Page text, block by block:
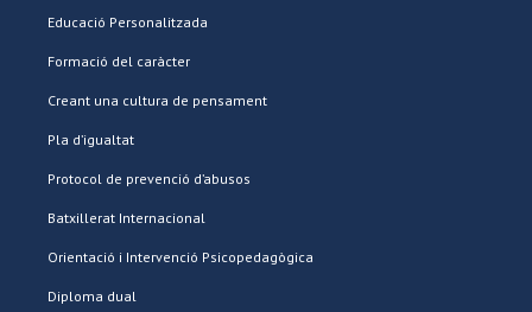
Educació Personalitzada
Formació del caràcter
Creant una cultura de pensament
Pla d’igualtat
Protocol de prevenció d’abusos
Batxillerat Internacional
Orientació i Intervenció Psicopedagògica
Diploma dual